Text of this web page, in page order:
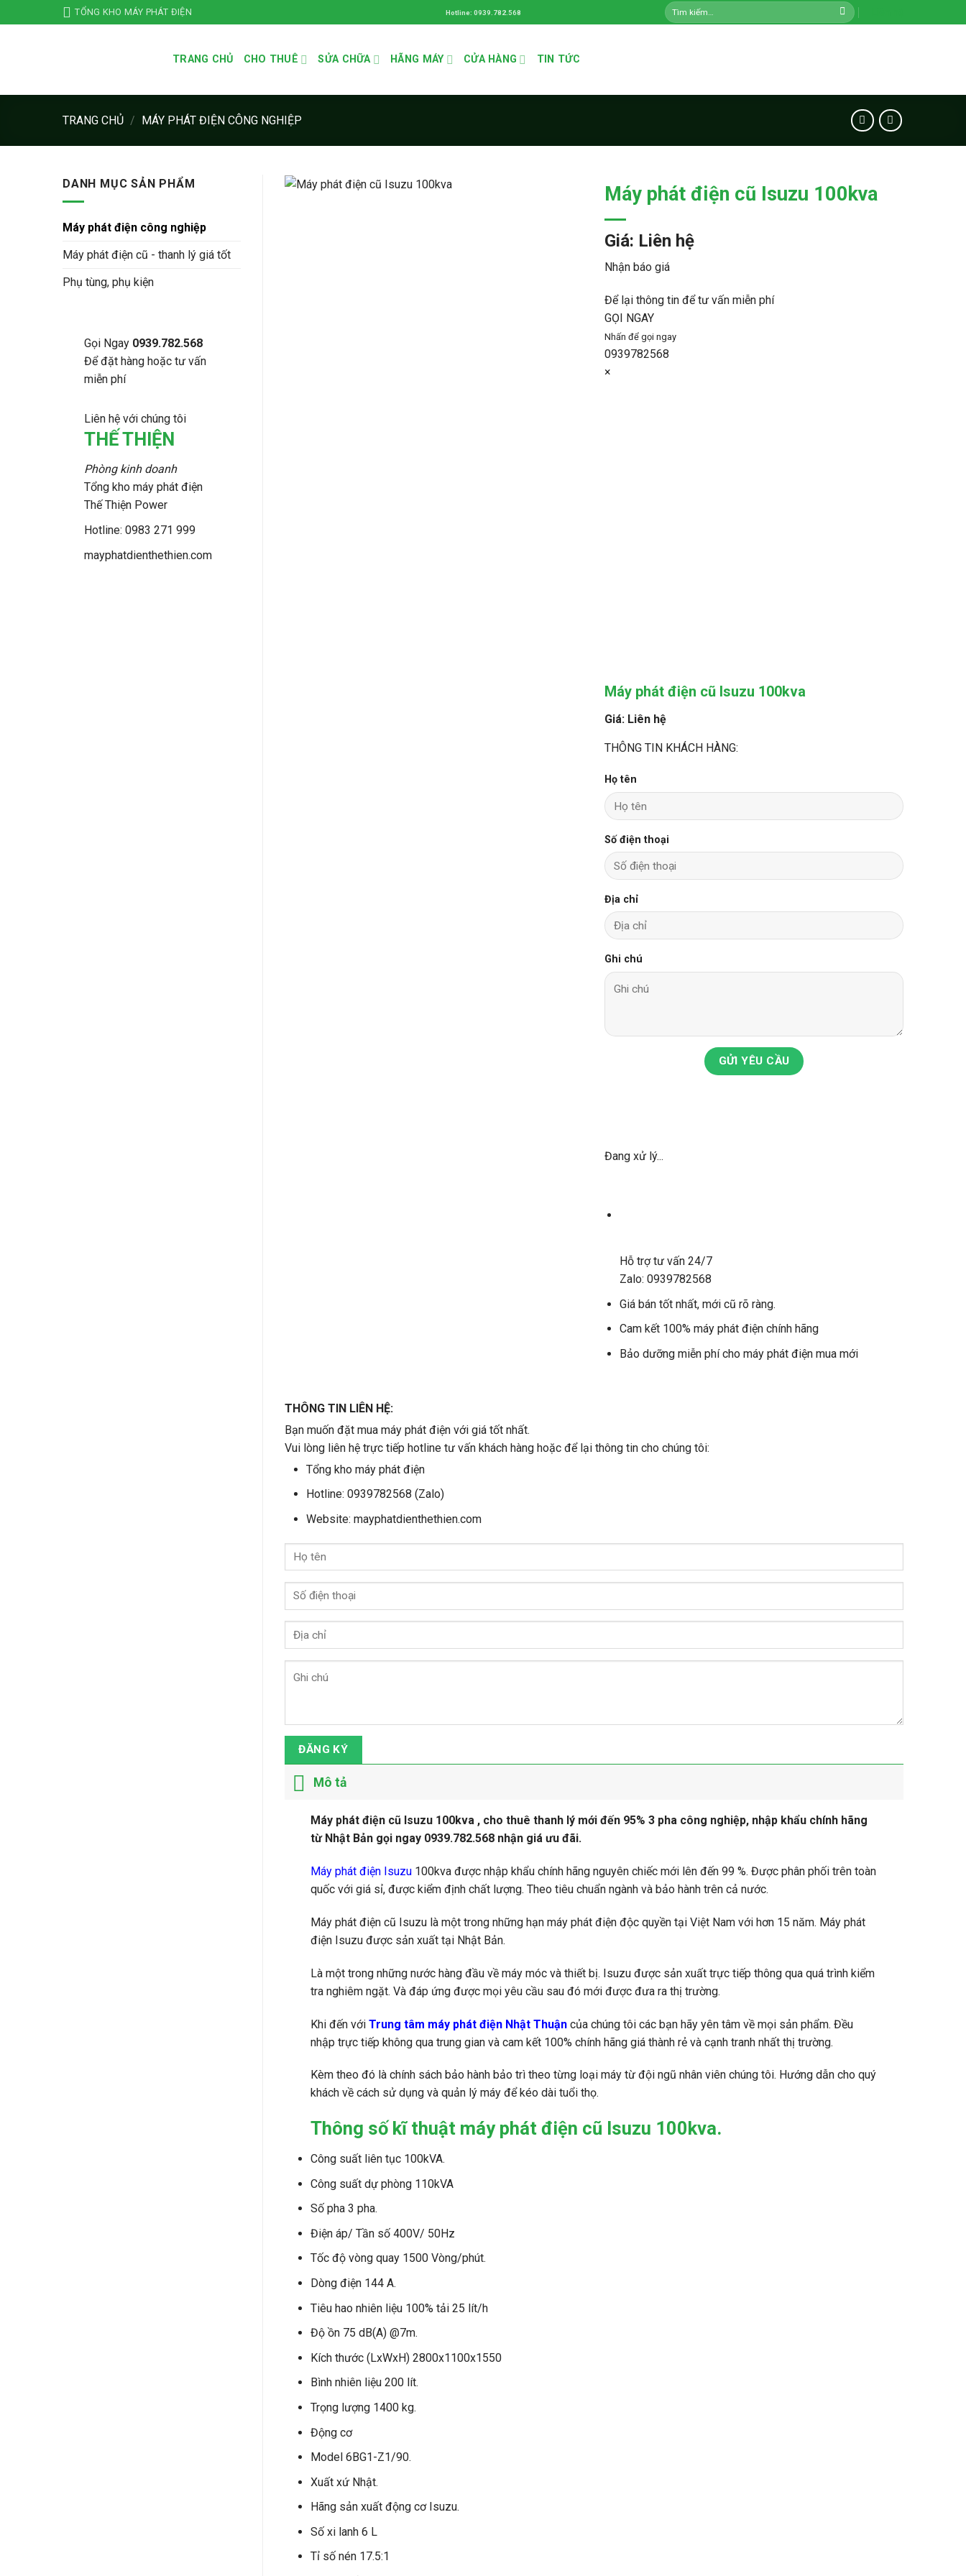
qua
TỔNG KHO MÁY PHÁT ĐIỆN Hotline: 0939.782.568
Tìm
kiếm:
TRANG CHỦ CHO THUÊ SỬA CHỮA HÃNG MÁY CỬA HÀNG TIN TỨC
TRANG CHỦ / MÁY PHÁT ĐIỆN CÔNG NGHIỆP
DANH MỤC SẢN PHẨM
Máy phát điện công nghiệp
Máy phát điện cũ - thanh lý giá tốt
Phụ tùng, phụ kiện
Gọi Ngay 0939.782.568
Để đặt hàng hoặc tư vấn
miễn phí
Liên hệ với chúng tôi
THẾ THIỆN
Phòng kinh doanh
Tổng kho máy phát điện
Thế Thiện Power
Hotline: 0983 271 999
mayphatdienthethien.com
Máy phát điện cũ Isuzu 100kva
Giá: Liên hệ
Nhận báo giá
Để lại thông tin để tư vấn miễn phí
GỌI NGAY
Nhấn để gọi ngay
0939782568
×
Máy phát điện cũ Isuzu 100kva
Giá: Liên hệ
THÔNG TIN KHÁCH HÀNG:
Họ tên
Số điện thoại
Địa chỉ
Ghi chú
GỬI YÊU CẦU
Đang xử lý...
Hỗ trợ tư vấn 24/7
Zalo: 0939782568
Giá bán tốt nhất, mới cũ rõ ràng.
Cam kết 100% máy phát điện chính hãng
Bảo dưỡng miễn phí cho máy phát điện mua mới
THÔNG TIN LIÊN HỆ:
Bạn muốn đặt mua máy phát điện với giá tốt nhất.
Vui lòng liên hệ trực tiếp hotline tư vấn khách hàng hoặc để lại thông tin cho chúng tôi:
Tổng kho máy phát điện
Hotline: 0939782568 (Zalo)
Website: mayphatdienthethien.com
ĐĂNG KÝ
Mô tả
Máy phát điện cũ Isuzu 100kva , cho thuê thanh lý mới đến 95% 3 pha công nghiệp, nhập khẩu chính hãng
từ Nhật Bản gọi ngay 0939.782.568 nhận giá ưu đãi.
Máy phát điện Isuzu 100kva được nhập khẩu chính hãng nguyên chiếc mới lên đến 99 %. Được phân phối trên toàn
quốc với giá sỉ, được kiểm định chất lượng. Theo tiêu chuẩn ngành và bảo hành trên cả nước.
Máy phát điện cũ Isuzu là một trong những hạn máy phát điện độc quyền tại Việt Nam với hơn 15 năm. Máy phát
điện Isuzu được sản xuất tại Nhật Bản.
Là một trong những nước hàng đầu về máy móc và thiết bị. Isuzu được sản xuất trực tiếp thông qua quá trình kiểm
tra nghiêm ngặt. Và đáp ứng được mọi yêu cầu sau đó mới được đưa ra thị trường.
Khi đến vớiTrung tâm máy phát điện Nhật Thuận của chúng tôi các bạn hãy yên tâm về mọi sản phẩm. Đều
nhập trực tiếp không qua trung gian và cam kết 100% chính hãng giá thành rẻ và cạnh tranh nhất thị trường.
Kèm theo đó là chính sách bảo hành bảo trì theo từng loại máy từ đội ngũ nhân viên chúng tôi. Hướng dẫn cho quý
khách về cách sử dụng và quản lý máy để kéo dài tuổi thọ.
Thông số kĩ thuật máy phát điện cũ Isuzu 100kva.
Công suất liên tục 100kVA.
Công suất dự phòng 110kVA
Số pha 3 pha.
Điện áp/ Tần số 400V/ 50Hz
Tốc độ vòng quay 1500 Vòng/phút.
Dòng điện 144 A.
Tiêu hao nhiên liệu 100% tải 25 lít/h
Độ ồn 75 dB(A) @7m.
Kích thước (LxWxH) 2800x1100x1550
Bình nhiên liệu 200 lít.
Trọng lượng 1400 kg.
Động cơ
Model 6BG1-Z1/90.
Xuất xứ Nhật.
Hãng sản xuất động cơ Isuzu.
Số xi lanh 6 L
Tỉ số nén 17.5:1